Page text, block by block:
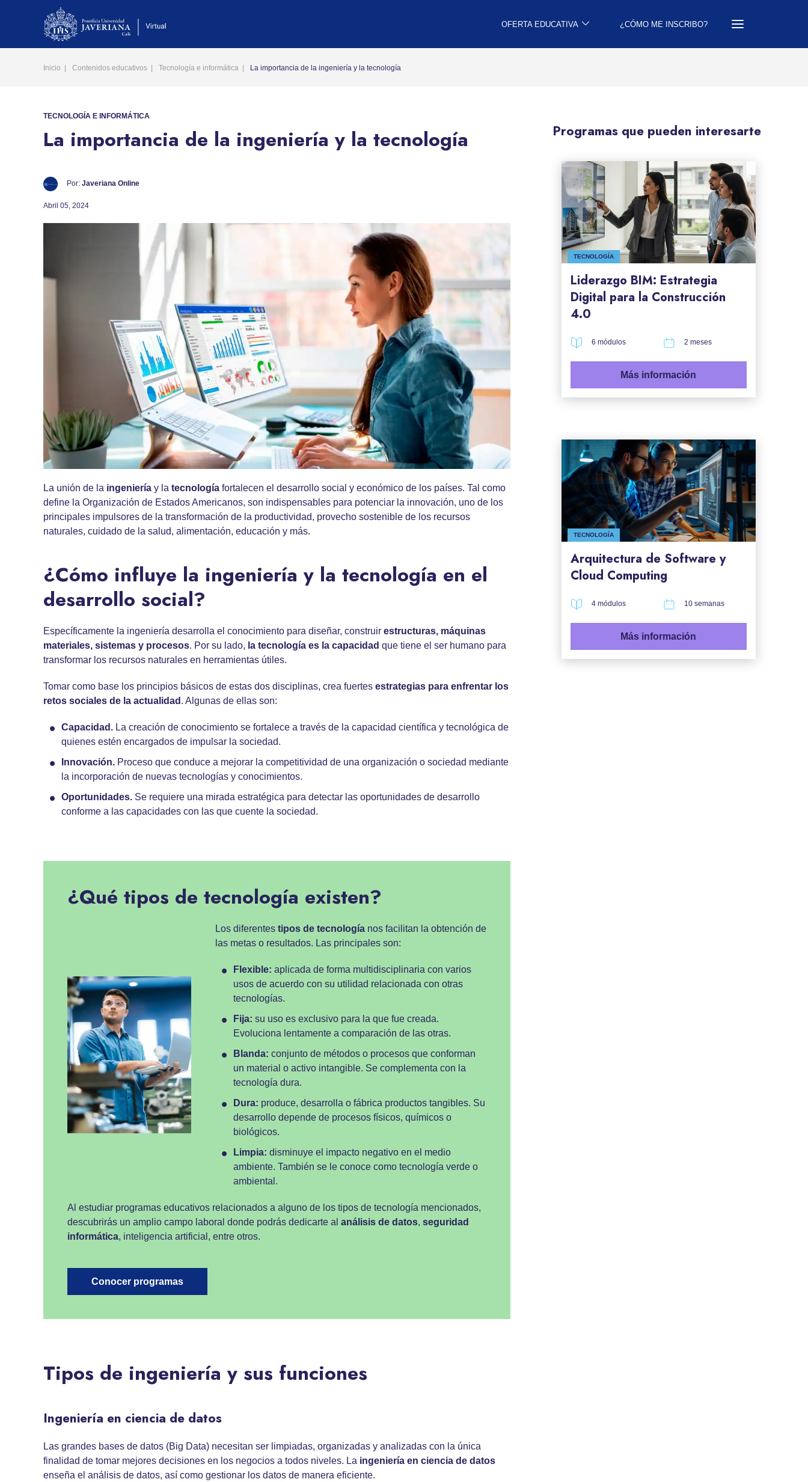
OFERTA EDUCATIVA ¿CÓMO ME INSCRIBO?
Inicio Contenidos educativos Tecnología e informática La importancia de la ingeniería y la tecnología
TECNOLOGÍA E INFORMÁTICA
La importancia de la ingeniería y la tecnología
Por: Javeriana Online
Abril 05, 2024
La unión de la ingeniería y la tecnología fortalecen el desarrollo social y económico de los países. Tal como
define la Organización de Estados Americanos, son indispensables para potenciar la innovación, uno de los
principales impulsores de la transformación de la productividad, provecho sostenible de los recursos
naturales, cuidado de la salud, alimentación, educación y más.
¿Cómo influye la ingeniería y la tecnología en el
desarrollo social?
Específicamente la ingeniería desarrolla el conocimiento para diseñar, construir estructuras, máquinas
materiales, sistemas y procesos. Por su lado, la tecnología es la capacidad que tiene el ser humano para
transformar los recursos naturales en herramientas útiles.
Tomar como base los principios básicos de estas dos disciplinas, crea fuertes estrategias para enfrentar los
retos sociales de la actualidad . Algunas de ellas son:
Capacidad. La creación de conocimiento se fortalece a través de la capacidad científica y tecnológica de
quienes estén encargados de impulsar la sociedad.
Innovación. Proceso que conduce a mejorar la competitividad de una organización o sociedad mediante
la incorporación de nuevas tecnologías y conocimientos.
Oportunidades. Se requiere una mirada estratégica para detectar las oportunidades de desarrollo
conforme a las capacidades con las que cuente la sociedad.
¿Qué tipos de tecnología existen?
Los diferentestipos de tecnología nos facilitan la obtención de
las metas o resultados. Las principales son:
Flexible: aplicada de forma multidisciplinaria con varios
usos de acuerdo con su utilidad relacionada con otras
tecnologías.
Fija: su uso es exclusivo para la que fue creada.
Evoluciona lentamente a comparación de las otras.
Blanda: conjunto de métodos o procesos que conforman
un material o activo intangible. Se complementa con la
tecnología dura.
Dura: produce, desarrolla o fábrica productos tangibles. Su
desarrollo depende de procesos físicos, químicos o
biológicos.
Limpia: disminuye el impacto negativo en el medio
ambiente. También se le conoce como tecnología verde o
ambiental.
Al estudiar programas educativos relacionados a alguno de los tipos de tecnología mencionados,
descubrirás un amplio campo laboral donde podrás dedicarte al análisis de datos, seguridad
informática, inteligencia artificial, entre otros.
Conocer programas
Tipos de ingeniería y sus funciones
Ingeniería en ciencia de datos
Las grandes bases de datos (Big Data) necesitan ser limpiadas, organizadas y analizadas con la única
finalidad de tomar mejores decisiones en los negocios a todos niveles. La ingeniería en ciencia de datos
enseña el análisis de datos, así como gestionar los datos de manera eficiente.
Programas que pueden interesarte
TECNOLOGÍA
Liderazgo BIM: Estrategia
Digital para la Construcción
4.0
6 módulos 2 meses
Más información
TECNOLOGÍA
Arquitectura de Software y
Cloud Computing
4 módulos 10 semanas
Más información